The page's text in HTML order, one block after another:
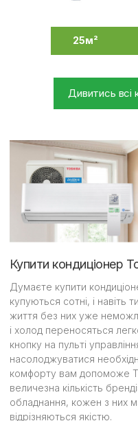
25м²
Дивитись всі
Купити кондиціонер
Думаєте купити
купуються сотні, і навіть
життя без них уже
і холод переносяться
кнопку на пульті
насолоджуватися
комфорту вам допоможе
величезна кількість
обладнання, кожен з них
відрізняються якістю.